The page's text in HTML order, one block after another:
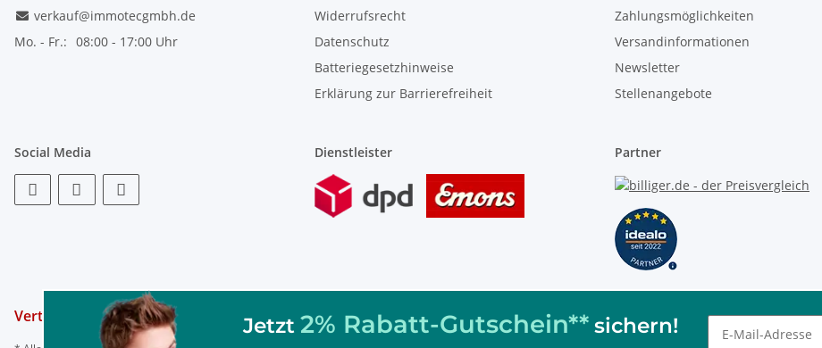
Jetzt2% Rabatt-Gutschein** sichern!
verkauf@immotecgmbh.de
Mo. - Fr.: 08:00 - 17:00 Uhr
Widerrufsrecht
Datenschutz
Batteriegesetzhinweise
Erklärung zur Barrierefreiheit
Zahlungsmöglichkeiten
Versandinformationen
Newsletter
Stellenangebote
Social Media Dienstleister Partner
Vertrag widerrufen